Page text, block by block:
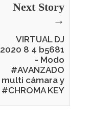
Next Story
→
VIRTUAL DJ
2020 8 4 b5681
- Modo
#AVANZADO
multi cámara y
#CHROMA KEY